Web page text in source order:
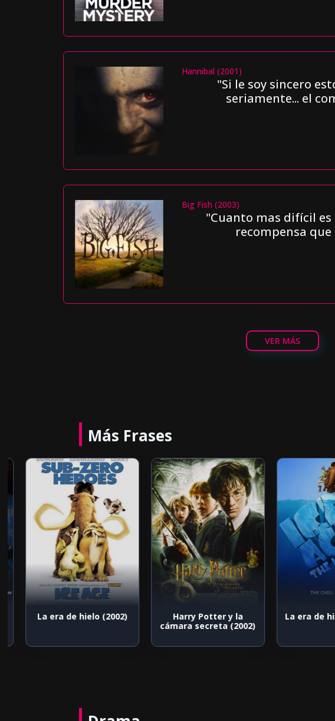
Hannibal (2001)
"Si le soy sincero
seriamente... el
Big Fish (2003)
"Cuanto mas difícil es
recompensa
VER MÁS
Más Frases
La era de hielo (2002)
Harry Potter y la
cámara secreta (2002)
La era de